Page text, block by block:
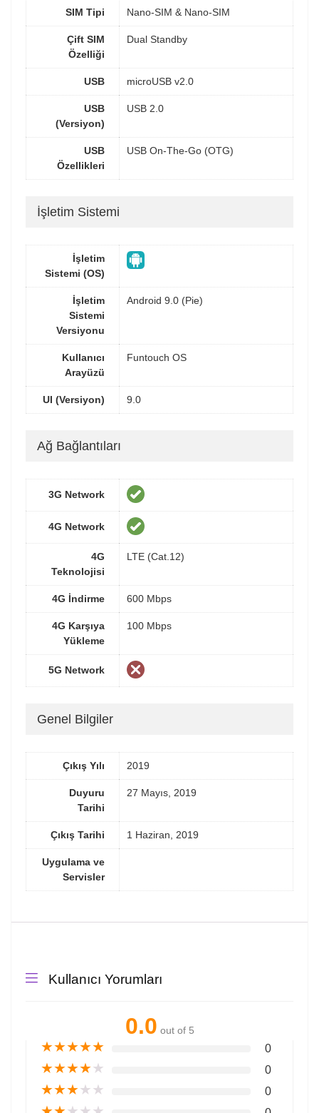
SIM Tipi Nano-SIM & Nano-SIM
Çift SIM
Özelliği
Dual Standby
USB microUSB v2.0
USB
(Versiyon)
USB 2.0
USB
Özellikleri
USB On-The-Go (OTG)
İşletim Sistemi
İşletim
Sistemi (OS)
İşletim
Sistemi
Versiyonu
Android 9.0 (Pie)
Kullanıcı
Arayüzü
Funtouch OS
UI (Versiyon) 9.0
Ağ Bağlantıları
3G Network
4G Network
4G
Teknolojisi
LTE (Cat.12)
4G İndirme 600 Mbps
4G Karşıya
Yükleme
100 Mbps
5G Network
Genel Bilgiler
Çıkış Yılı 2019
Duyuru
Tarihi
27 Mayıs, 2019
Çıkış Tarihi 1 Haziran, 2019
Uygulama ve
Servisler
Kullanıcı Yorumları
0.0 out of 5
★★★★★ 0
★★★★★ 0
★★★★★ 0